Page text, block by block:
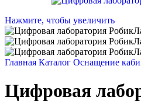
Нажмите, чтобы увеличить
Главная Каталог Оснащение
Цифровая